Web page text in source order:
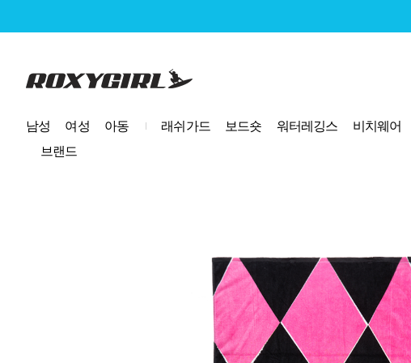
로고
남성 여성 아동 래쉬가드 보드숏 워터레깅스 비치웨어
브랜드